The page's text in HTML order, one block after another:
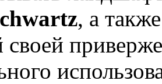
, а
своей